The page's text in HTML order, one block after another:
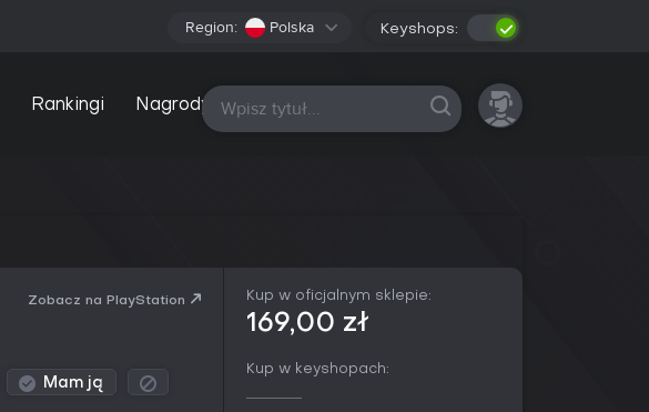
Region: Polska Keyshops:
Rankingi Nagrody Wszystkie platformy
Zobacz na PlayStation
Mam ją
Kup w oficjalnym sklepie:
169,00 zł
Kup w keyshopach: